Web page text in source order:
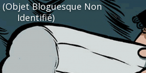
(Objet Bloguesque Non
Identifié)